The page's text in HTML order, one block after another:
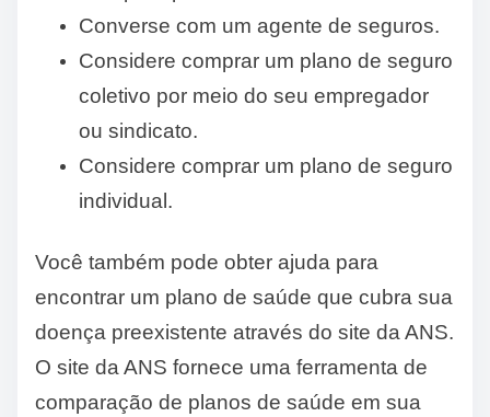
Converse com um agente de seguros.
Considere comprar um plano de seguro
coletivo por meio do seu empregador
ou sindicato.
Considere comprar um plano de seguro
individual.
Você também pode obter ajuda para
encontrar um plano de saúde que cubra sua
doença preexistente através do site da ANS.
O site da ANS fornece uma ferramenta de
comparação de planos de saúde em sua